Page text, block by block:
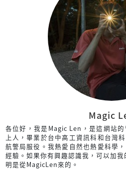
Magic
各位好，我是Magic Len，是這網站
上人，畢業於台中高工資訊科和台灣
航警局服役。我熱愛自然也熱愛科學
經驗。如果你有興趣認識我，可以加我
明是從MagicLen來的。